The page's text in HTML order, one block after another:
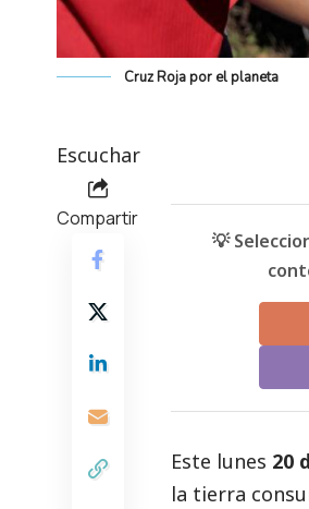
Cruz Roja por el planeta
Escuchar
Compartir
💡
Este lunes 20
la tierra